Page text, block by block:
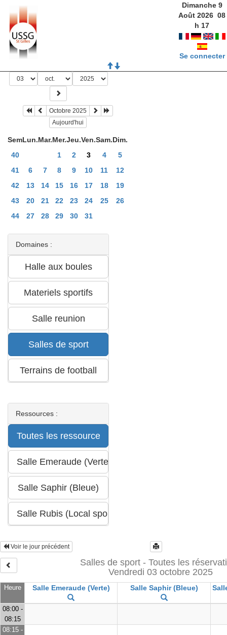
Dimanche 9
Août 2026 08
h 17
Se connecter
Octobre 2025
Aujourd'hui
SemLun.Mar.Mer.Jeu.Ven.Sam.Dim.
40
1 2 3 4
5
41
6 7 8 9 10 11
12
42
13 14 15 16 17 18
19
43
20 21 22 23 24 25
26
44
27 28 29 30 31
Domaines :
Ressources :
Voir le jour précédent
Salles de sport - Toutes les
Vendredi 03 octobre 2025
Heure Salle Emeraude (Verte) Salle Saphir (Bleue)
08:00 -
08:15
08:15 -